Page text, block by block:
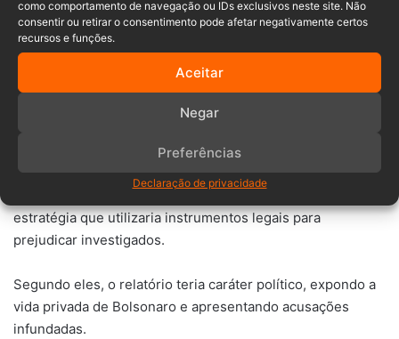
como comportamento de navegação ou IDs exclusivos neste site. Não
consentir ou retirar o consentimento pode afetar negativamente certos
recursos e funções.
Aceitar
Negar
Preferências
Declaração de privacidade
Movimentações financeiras:
envio de recursos lícitos à esposa, foram citadas como
indícios de lavagem de dinheiro. Os advogados
contestaram a interpretação.
Acusações de “lawfare”
estratégia que utilizaria instrumentos legais para
prejudicar investigados.
Segundo eles, o relatório teria caráter político, expondo a
vida privada de Bolsonaro e apresentando acusações
infundadas.